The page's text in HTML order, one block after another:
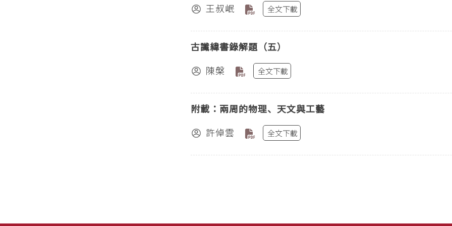
王叔岷 全文下載
古讖緯書錄解題（五）
陳槃
全文下載
附載：兩周的物理、天文與工藝
許倬雲
全文下載